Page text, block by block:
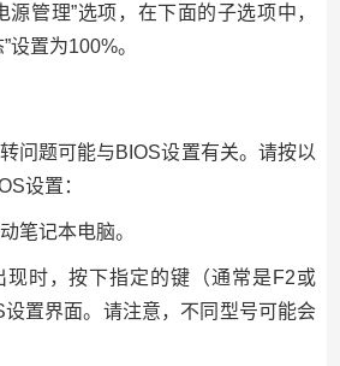
源管理”选项，在下面的子选项中，
设置为100%。
问题可能与BIOS设置有关。请按以
设置：
笔记本电脑。
现时，按下指定的键（通常是F2或
置界面。请注意，不同型号可能会